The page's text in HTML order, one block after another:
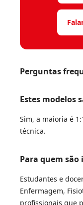
Perguntas
Estes modelos
Sim, a maioria é
técnica.
Para quem são
Estudantes e
Enfermagem,
profissionais que